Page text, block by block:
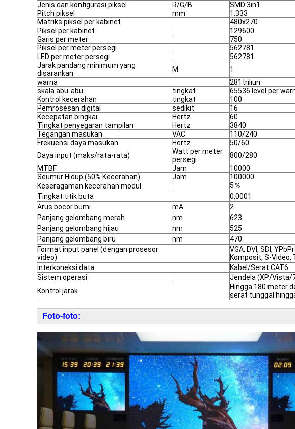
Jenis dan konfigurasi piksel
R/G/B
SMD 3in1
Pitch piksel
mm
1.333
Matriks piksel per kabinet
480x270
Piksel per kabinet
129600
Garis per meter
750
Piksel per meter persegi
562781
LED per meter persegi
562781
Jarak pandang minimum yang
disarankan
M
1
warna
281triliun
skala abu-abu
tingkat
65536 level per
Kontrol kecerahan
tingkat
100
Pemrosesan digital
sedikit
16
Kecepatan bingkai
Hertz
60
Tingkat penyegaran tampilan
Hertz
3840
Tegangan masukan
VAC
110/240
Frekuensi daya masukan
Hertz
50/60
Daya input (maks/rata-rata)
Watt per meter
persegi
800/280
MTBF
Jam
10000
Seumur Hidup (50% Kecerahan)
Jam
100000
Keseragaman kecerahan modul
5％
Tingkat titik buta
0,0001
Arus bocor bumi
mA
2
Panjang gelombang merah
nm
623
Panjang gelombang hijau
nm
525
Panjang gelombang biru
nm
470
Format input panel (dengan prosesor
video)
VGA, DVI, SDI,
Komposit, S-Video,
interkoneksi data
Kabel/Serat CAT6
Sistem operasi
Jendela (XP/Vista/
Kontrol jarak
Hingga 180 meter
serat tunggal
Foto-foto: